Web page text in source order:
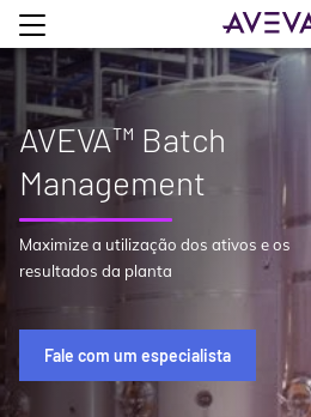
AVEVA™ Batch
Management
Maximize a utilização dos ativos e os
resultados da planta
Fale com um especialista